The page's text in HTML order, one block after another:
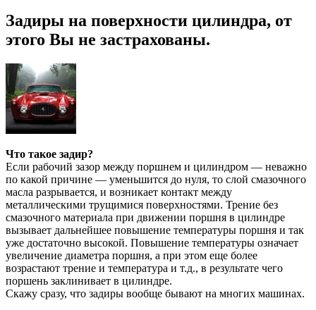
Задиры на поверхности цилиндра, от
этого Вы не застрахованы.
Что такое задир?
Если рабочий зазор между поршнем и цилиндром — неважно
по какой причине — уменьшится до нуля, то слой смазочного
масла разрывается, и возникает контакт между
металлическими трущимися поверхностями. Трение без
смазочного материала при движении поршня в цилиндре
вызывает дальнейшее повышение температуры поршня и так
уже достаточно высокой. Повышение температуры означает
увеличение диаметра поршня, а при этом еще более
возрастают трение и температура и т.д., в результате чего
поршень заклинивает в цилиндре.
Скажу сразу, что задиры вообще бывают на многих машинах.